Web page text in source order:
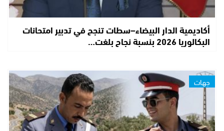
أكاديمية الدار البيضاء–سطات تنجح في تدبير امتحانات
البكالوريا 2026 بنسبة نجاح بلغت…
جهات